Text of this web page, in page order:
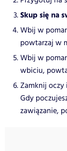
Skup się na
Wbij w
powtarzaj w
Wbij w
wbiciu,
Zamknij
Gdy
zawiązanie,